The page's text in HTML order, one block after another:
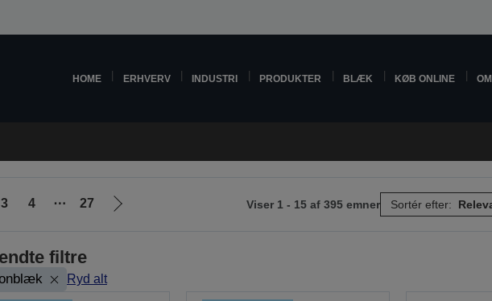
HOME ERHVERV INDUSTRI PRODUKTER BLÆK KØB ONLINE OM
3 4 ⋯ 27
Gå
Viser 1 - 15 af 395 emner Sortér efter:
filtre
Ryd alt